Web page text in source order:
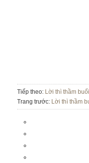
Tiếp theo: Lời thì thầm
Trang trước: Lời thì thầm